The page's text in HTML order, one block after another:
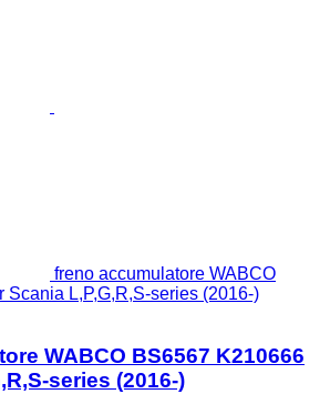
freno accumulatore WABCO
Scania L,P,G,R,S-series (2016-)
WABCO BS6567 K210666
series (2016-)